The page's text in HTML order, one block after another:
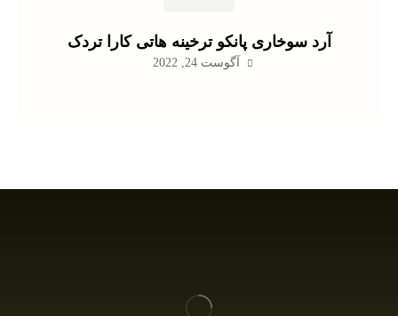
آرد سوخاری پانکو ترخینه هاتی کارا تردک
آگوست 24, 2022